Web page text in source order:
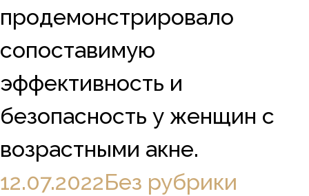
продемонстрировало
сопоставимую
эффективность и
безопасность у женщин с
возрастными акне.
12.07.2022Без рубрики